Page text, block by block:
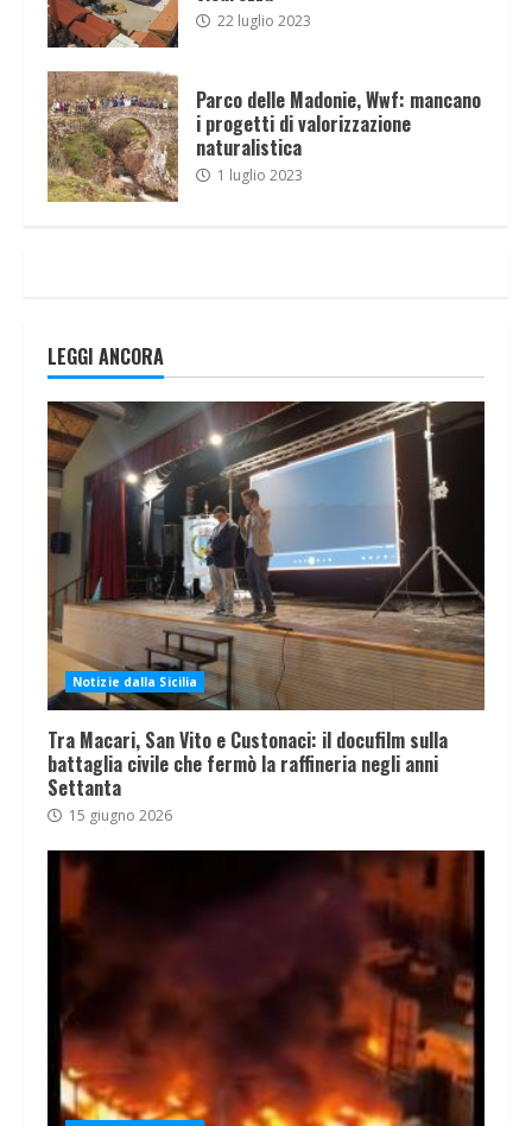
22 luglio 2023
Parco delle Madonie, Wwf: mancano
i progetti di valorizzazione
naturalistica
1 luglio 2023
LEGGI ANCORA
Notizie dalla Sicilia
Tra Macari, San Vito e Custonaci: il docufilm sulla
battaglia civile che fermò la raffineria negli anni
Settanta
15 giugno 2026